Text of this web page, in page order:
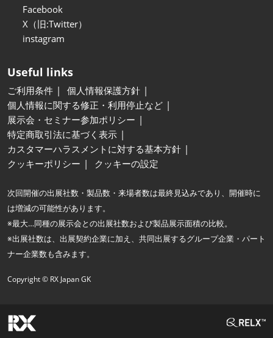
Facebook
X（旧:Twitter）
instagram
Useful links
ご利用条件
個人情報保護方針
個人情報に関する修正・利用停止など
展示会・セミナー参加ポリシー
特定商取引法に基づく表示
カスタマーハラスメントに対する基本方針
クッキーポリシー
クッキーの設定
次回開催の出展社数・製品数・来場者数は最終見込みであり、開催時に
は増減の可能性があります。
※最大…同種の展示会との出展社数および製品展示面積の比較。
※出展社数は、出展契約企業に加え、共同出展するグループ企業・パート
ナー企業数も含みます。
Copyright © RX Japan GK